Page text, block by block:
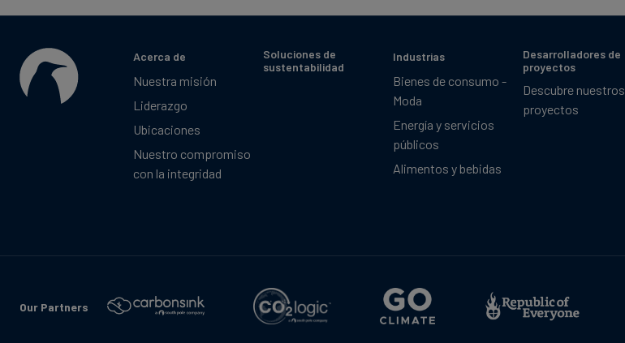
Acerca de
Nuestra misión
Liderazgo
Ubicaciones
Nuestro compromiso
con la integridad
Soluciones de
sustentabilidad
Industrias
Bienes de consumo -
Moda
Energía y servicios
públicos
Alimentos y bebidas
Desarrolladores de
proyectos
Descubre nuestros
proyectos
Our Partners